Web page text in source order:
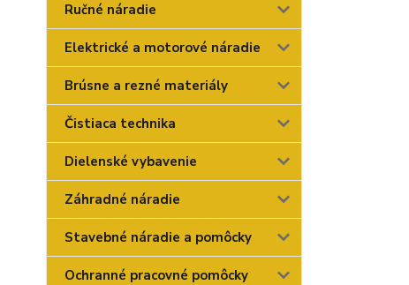
Ručné náradie
Elektrické a motorové náradie
Brúsne a rezné materiály
Čistiaca technika
Dielenské vybavenie
Záhradné náradie
Stavebné náradie a pomôcky
Ochranné pracovné pomôcky